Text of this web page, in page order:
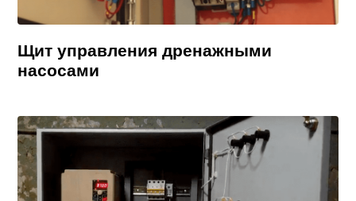
Щит управления дренажными
насосами